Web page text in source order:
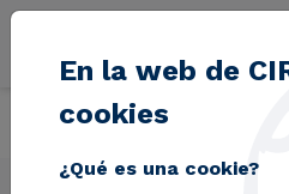
Pasar al contenido principal
Proyectos
En la web de
cookies
¿Qué es una cookie?